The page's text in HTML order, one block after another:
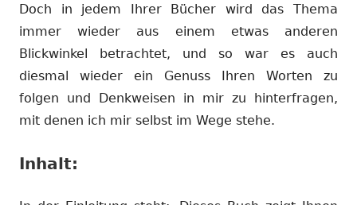
Doch in jedem Ihrer Bücher wird das Thema
immer wieder aus einem etwas anderen
Blickwinkel betrachtet, und so war es auch
diesmal wieder ein Genuss Ihren Worten zu
folgen und Denkweisen in mir zu hinterfragen,
mit denen ich mir selbst im Wege stehe.
Inhalt: